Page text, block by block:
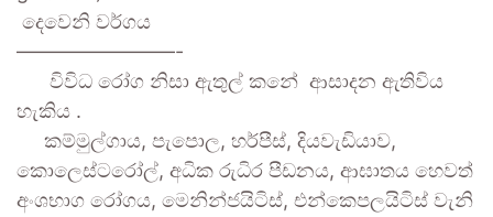
දෙවෙනි වර්ගය
————————-
විවිධ රෝග නිසා ඇතුල් කනේ ආසාදන ඇතිවිය
හැකිය .
කම්මුල්ගාය, පැපොල, හර්පීස්, දියවැඩියාව,
කොලෙස්ටරෝල්, අධික රුධිර පීඩනය, ආඝාතය හෙවත්
අංශභාග රෝගය, මෙනින්ජයිටිස්, එන්කෙපලයිටිස් වැනි